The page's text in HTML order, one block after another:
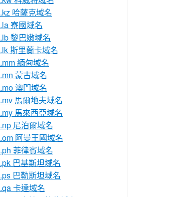
.kz 哈薩克域名
.la 寮國域名
.lb 黎巴嫩域名
.lk 斯里蘭卡域名
.mm 緬甸域名
.mn 蒙古域名
.mo 澳門域名
.mv 馬爾地夫域名
.my 馬來西亞域名
.np 尼泊爾域名
.om 阿曼王國域名
.ph 菲律賓域名
.pk 巴基斯坦域名
.ps 巴勒斯坦域名
.qa 卡達域名